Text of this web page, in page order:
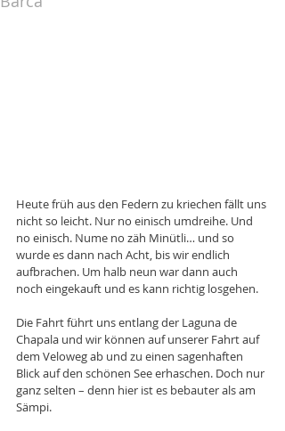
Heute früh aus den Federn zu kriechen fällt uns
nicht so leicht. Nur no einisch umdreihe. Und
no einisch. Nume no zäh Minütli… und so
wurde es dann nach Acht, bis wir endlich
aufbrachen. Um halb neun war dann auch
noch eingekauft und es kann richtig losgehen.
Die Fahrt führt uns entlang der Laguna de
Chapala und wir können auf unserer Fahrt auf
dem Veloweg ab und zu einen sagenhaften
Blick auf den schönen See erhaschen. Doch nur
ganz selten – denn hier ist es bebauter als am
Sämpi.